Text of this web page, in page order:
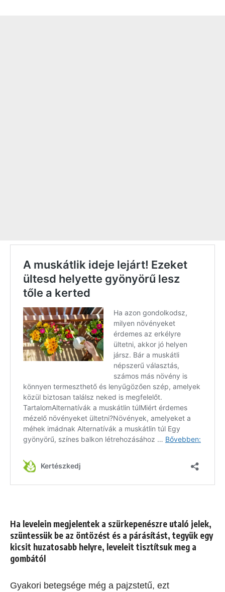
Ha levelein megjelentek a szürkepenészre utaló jelek,
szüntessük be az öntözést és a párásítást, tegyük egy
kicsit huzatosabb helyre, leveleit tisztítsuk meg a
gombától
Gyakori betegsége még a pajzstetű, ezt